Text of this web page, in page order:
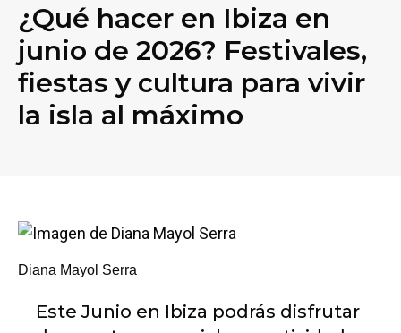
¿Qué hacer en Ibiza en
junio de 2026? Festivales,
fiestas y cultura para vivir
la isla al máximo
Diana Mayol Serra
Este Junio en Ibiza podrás disfrutar